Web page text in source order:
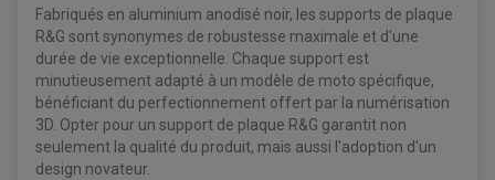
BAGAGERIE
BAGAGERIE SOUPLE
ACCESSOIRE GPS, SMARTPHONE
SELLE CONFORT
SUPPORT TOP CASE
SUPPORT VALISE LATERAL
TOP CASE ET VALISES
BAGAGERIE / TREUIL / ATTELAGE
COFFRE / TOP CASE QUAD
TREUIL ET ATTELAGE QUAD-SSV
ÉCHAPPEMENT QUAD
ÉCHAPPEMENT QUAD
ENTRETIEN QUAD / SSV
ÉQUIPEMENT ÉLECTRIQUE
ACCESSOIRES ÉLECTRIQUE ENDURO
PLAQUE PHARE
COMPTEUR D'HEURE
DÉMARREUR
CONDENSATEUR
BOBINE D'ALLUMAGE
COUPE-CONTACT
Fabriqués en aluminium anodisé noir, les supports de plaque
R&G sont synonymes de robustesse maximale et d'une
durée de vie exceptionnelle. Chaque support est
minutieusement adapté à un modèle de moto spécifique,
bénéficiant du perfectionnement offert par la numérisation
3D. Opter pour un support de plaque R&G garantit non
seulement la qualité du produit, mais aussi l'adoption d'un
design novateur.